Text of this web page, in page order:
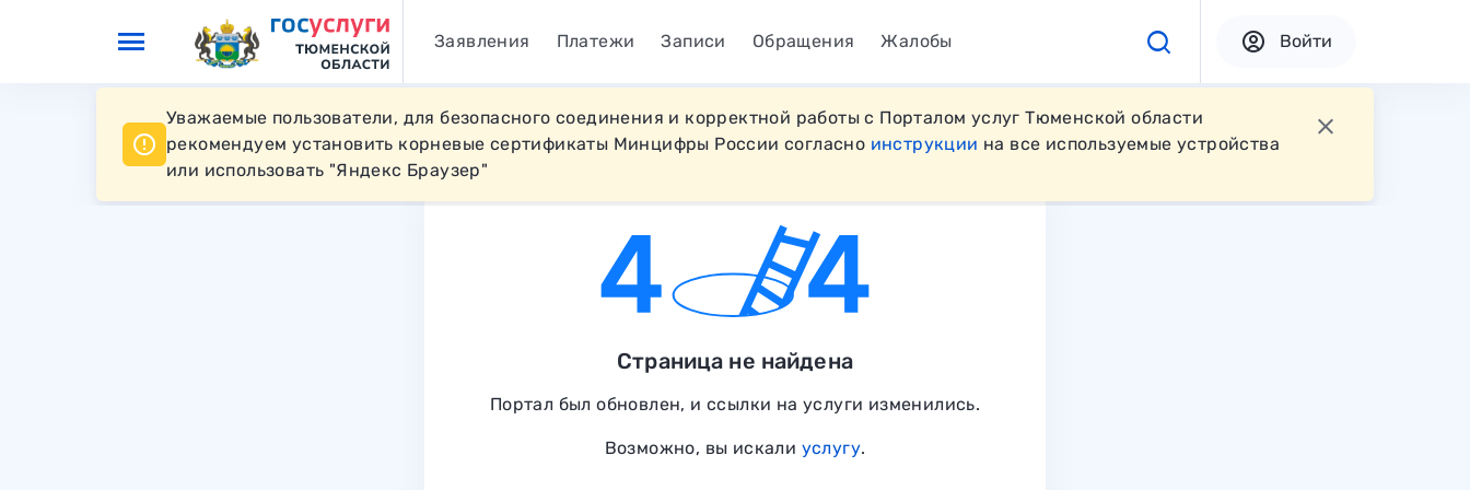
Перейти к основному контенту Заявления Платежи Записи Обращения Жалобы Войти
Уважаемые пользователи, для безопасного соединения и корректной работы с Порталом услуг Тюменской области
рекомендуем установить корневые сертификаты Минцифры России согласно инструкции на все используемые устройства
или использовать "Яндекс Браузер"
Страница не найдена
Портал был обновлен, и ссылки на услуги изменились.
Возможно, вы искали услугу.